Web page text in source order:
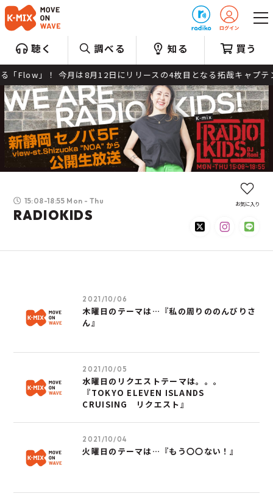
聴く 調べる 知る 買う
」！ 今月は8月12日にリリースの4枚目となる拓哉キャプテ
15:08-18:55 Mon - Thu
RADIOKIDS
お気に入り
2021/10/06
木曜日のテーマは…『私の周りののんびりさ
ん』
2021/10/05
水曜日のリクエストテーマは。。。
『TOKYO ELEVEN ISLANDS
CRUISING リクエスト』
2021/10/04
火曜日のテーマは…『もう〇〇ない！』